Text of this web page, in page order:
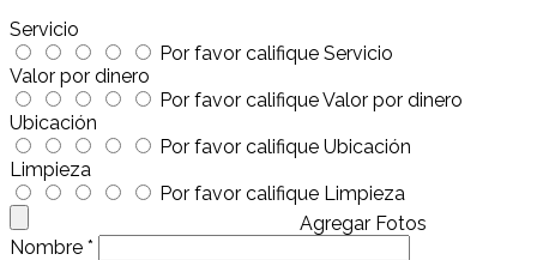
Servicio
Por favor califique Servicio
Valor por dinero
Por favor califique Valor por dinero
Ubicación
Por favor califique Ubicación
Limpieza
Por favor califique Limpieza
Agregar Fotos
Nombre *